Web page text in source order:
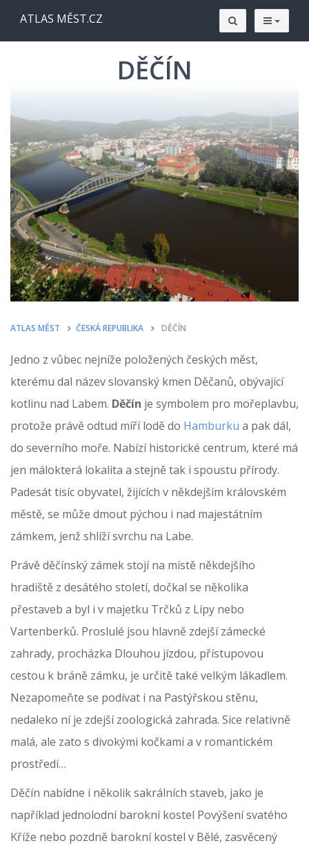
ATLAS MĚST.CZ
DĚČÍN
ATLAS MĚST ČESKÁ REPUBLIKA DĚČÍN
Jedno z vůbec nejníže položených českých měst,
kterému dal název slovanský kmen Děčanů, obývající
kotlinu nad Labem. Děčín je symbolem pro mořeplavbu,
protože právě odtud míří lodě do Hamburku a pak dál,
do severního moře. Nabízí historické centrum, které má
jen málokterá lokalita a stejně tak i spoustu přírody.
Padesát tisíc obyvatel, žijících v někdejším královském
městě, se může dmout pýchou i nad majestátním
zámkem, jenž shlíží svrchu na Labe.
Právě děčínský zámek stojí na místě někdejšího
hradiště z desátého století, dočkal se několika
přestaveb a byl i v majetku Trčků z Lípy nebo
Vartenberků. Proslulé jsou hlavně zdejší zámecké
zahrady, procházka Dlouhou jízdou, přístupovou
cestou k bráně zámku, je určitě také velkým lákadlem.
Nezapomeňte se podívat i na Pastýřskou stěnu,
nedaleko ní je zdejší zoologická zahrada. Sice relativně
malá, ale zato s divokými kočkami a v romantickém
prostředí…
Děčín nabídne i několik sakrálních staveb, jako je
například jednolodní barokní kostel Povýšení svatého
Kříže nebo pozdně barokní kostel v Bělé, zasvěcený